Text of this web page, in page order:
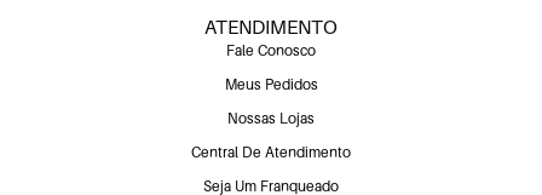
ATENDIMENTO
Fale Conosco
Meus Pedidos
Nossas Lojas
Central De Atendimento
Seja Um Franqueado